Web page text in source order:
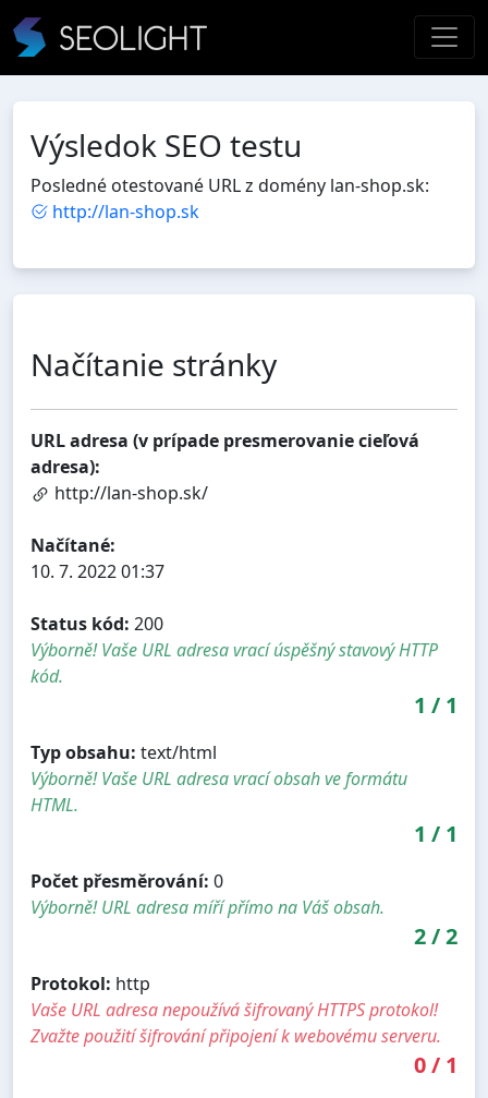
Výsledok SEO testu
Posledné otestované URL z domény lan-shop.sk:
http://lan-shop.sk
Načítanie stránky
URL adresa (v prípade presmerovanie cieľová
adresa):
http://lan-shop.sk/
Načítané:
10. 7. 2022 01:37
Status kód: 200
Výborně! Vaše URL adresa vrací úspěšný stavový HTTP
kód.
1 / 1
Typ obsahu: text/html
Výborně! Vaše URL adresa vrací obsah ve formátu
HTML.
1 / 1
Počet přesměrování: 0
Výborně! URL adresa míří přímo na Váš obsah.
2/2
Protokol: http
Vaše URL adresa nepoužívá šifrovaný HTTPS protokol!
Zvažte použití šifrování připojení k webovému serveru.
0/ 1